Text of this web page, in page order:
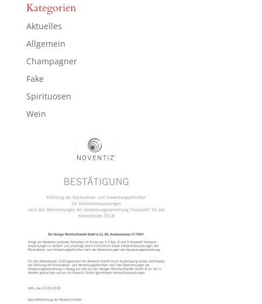
Kategorien
Aktuelles
Allgemein
Champagner
Fake
Spirituosen
Wein